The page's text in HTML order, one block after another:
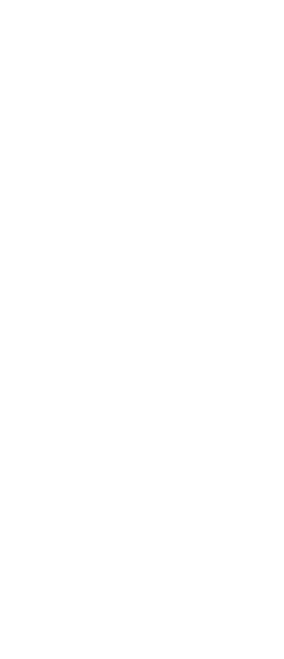
ていただ
されるも
承くださ
販売店・
登録され
すること
以下、
タル酸ジブチ
、
、
年数を意
」とい
段を講じ
します。
引きをい
制御